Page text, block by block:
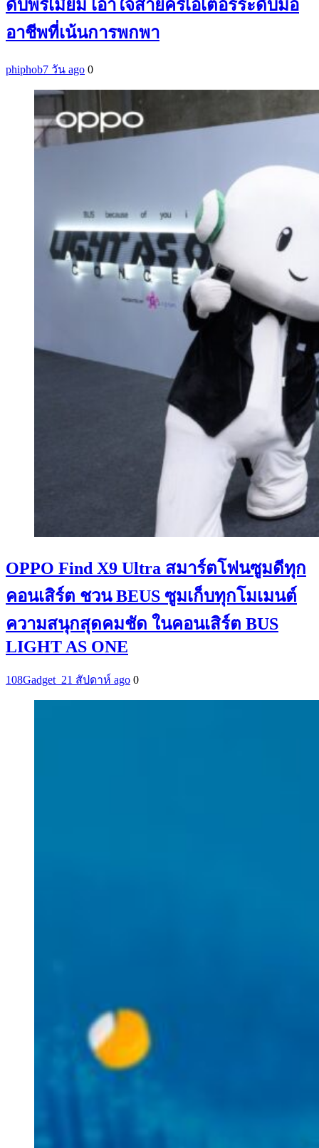
ดับพรีเมี่ยม เอาใจสายครีเอเตอร์ระดับมือ
อาชีพที่เน้นการพกพา
phiphob7 วัน ago 0
OPPO Find X9 Ultra สมาร์ตโฟนซูมดีทุก
คอนเสิร์ต ชวน BEUS ซูมเก็บทุกโมเมนต์
ความสนุกสุดคมชัด ในคอนเสิร์ต BUS
LIGHT AS ONE
108Gadget_21 สัปดาห์ ago 0